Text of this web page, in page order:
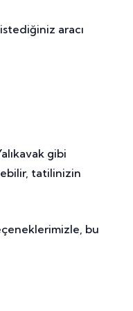
aracı
gibi
tatilinizin
bu